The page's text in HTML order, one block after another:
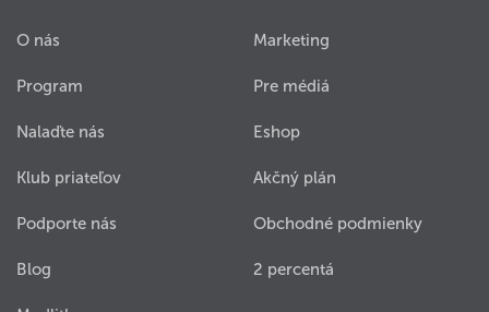
O nás
Program
Nalaďte nás
Klub priateľov
Podporte nás
Blog
Marketing
Pre médiá
Eshop
Akčný plán
Obchodné podmienky
2 percentá